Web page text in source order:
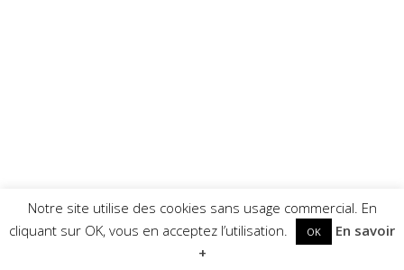
Notre site utilise des cookies sans usage commercial. En
cliquant sur OK, vous en acceptez l’utilisation.
OK
En savoir
+